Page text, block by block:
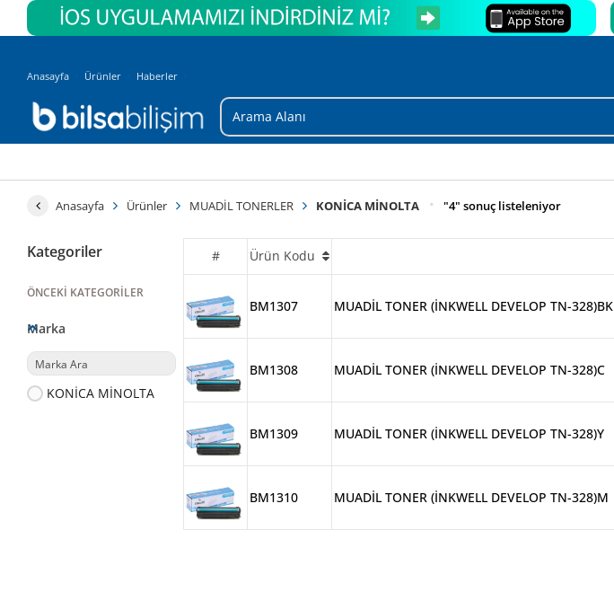
Anasayfa Ürünler Haberler
Anasayfa Ürünler MUADİL TONERLER KONİCA MİNOLTA "4" sonuç listeleniyor
Kategoriler
ÖNCEKI KATEGORILER
Marka
KONİCA MİNOLTA
# Ürün Kodu
BM1307 MUADİL TONER (İNKWELL DEVELOP TN-328)BK
BM1308 MUADİL TONER (İNKWELL DEVELOP TN-328)C
BM1309 MUADİL TONER (İNKWELL DEVELOP TN-328)Y
BM1310 MUADİL TONER (İNKWELL DEVELOP TN-328)M